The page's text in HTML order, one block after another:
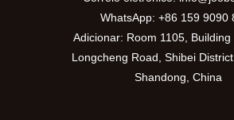
WhatsApp: +86 159 9090
Adicionar: Room 1105, Building
Longcheng Road, Shibei
Shandong, China